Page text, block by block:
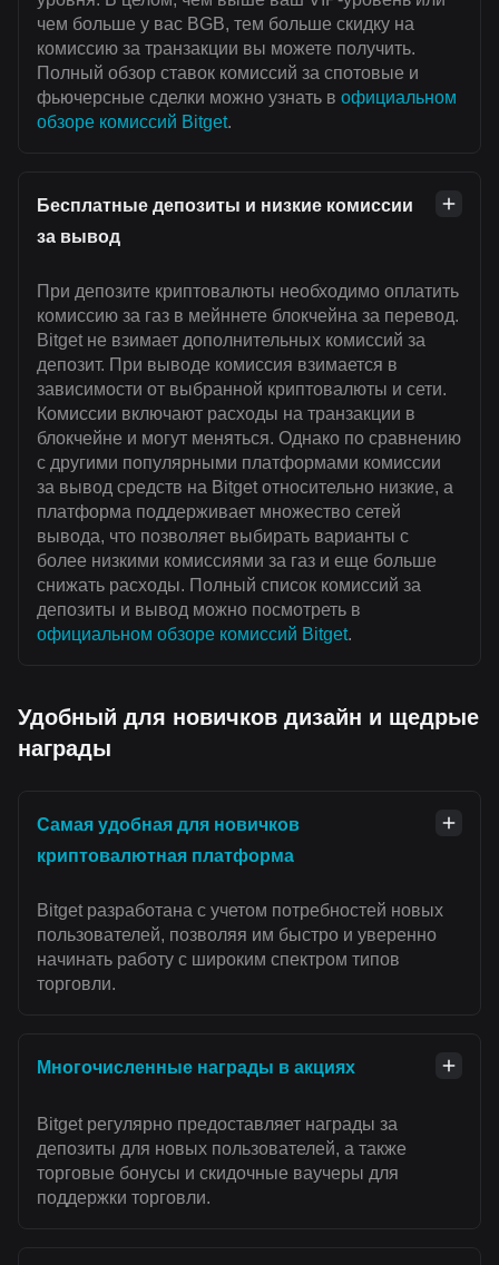
чем больше у вас BGB, тем больше скидку на
комиссию за транзакции вы можете получить.
Полный обзор ставок комиссий за спотовые и
фьючерсные сделки можно узнать в официальном
обзоре комиссий Bitget.
Бесплатные депозиты и низкие комиссии
за вывод
При депозите криптовалюты необходимо оплатить
комиссию за газ в мейннете блокчейна за перевод.
Bitget не взимает дополнительных комиссий за
депозит. При выводе комиссия взимается в
зависимости от выбранной криптовалюты и сети.
Комиссии включают расходы на транзакции в
блокчейне и могут меняться. Однако по сравнению
с другими популярными платформами комиссии
за вывод средств на Bitget относительно низкие, а
платформа поддерживает множество сетей
вывода, что позволяет выбирать варианты с
более низкими комиссиями за газ и еще больше
снижать расходы. Полный список комиссий за
депозиты и вывод можно посмотреть в
официальном обзоре комиссий Bitget.
Удобный для новичков дизайн и щедрые
награды
Самая удобная для новичков
криптовалютная платформа
Bitget разработана с учетом потребностей новых
пользователей, позволяя им быстро и уверенно
начинать работу с широким спектром типов
торговли.
Многочисленные награды в акциях
Bitget регулярно предоставляет награды за
депозиты для новых пользователей, а также
торговые бонусы и скидочные ваучеры для
поддержки торговли.